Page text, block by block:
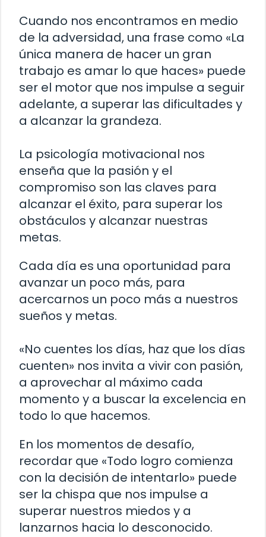
Cuando nos encontramos en medio
de la adversidad, una frase como «La
única manera de hacer un gran
trabajo es amar lo que haces» puede
ser el motor que nos impulse a seguir
adelante, a superar las dificultades y
a alcanzar la grandeza.
La psicología motivacional nos
enseña que la pasión y el
compromiso son las claves para
alcanzar el éxito, para superar los
obstáculos y alcanzar nuestras
metas.
Cada día es una oportunidad para
avanzar un poco más, para
acercarnos un poco más a nuestros
sueños y metas.
«No cuentes los días, haz que los días
cuenten» nos invita a vivir con pasión,
a aprovechar al máximo cada
momento y a buscar la excelencia en
todo lo que hacemos.
En los momentos de desafío,
recordar que «Todo logro comienza
con la decisión de intentarlo» puede
ser la chispa que nos impulse a
superar nuestros miedos y a
lanzarnos hacia lo desconocido.